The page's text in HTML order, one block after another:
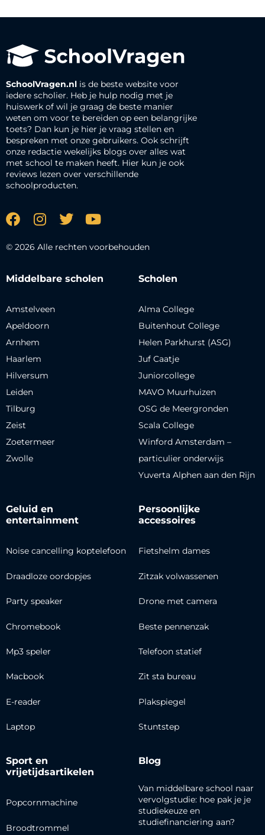
SchoolVragen.nl is de beste website voor
iedere scholier. Heb je hulp nodig met je
huiswerk of wil je graag de beste manier
weten om voor te bereiden op een belangrijke
toets? Dan kun je hier je vraag stellen en
bespreken met onze gebruikers. Ook schrijft
onze redactie wekelijks blogs over alles wat
met school te maken heeft. Hier kun je ook
reviews lezen over verschillende
schoolproducten.
© 2026 Alle rechten voorbehouden
Middelbare scholen
Amstelveen
Apeldoorn
Arnhem
Haarlem
Hilversum
Leiden
Tilburg
Zeist
Zoetermeer
Zwolle
Scholen
Alma College
Buitenhout College
Helen Parkhurst (ASG)
Juf Caatje
Juniorcollege
MAVO Muurhuizen
OSG de Meergronden
Scala College
Winford Amsterdam –
particulier onderwijs
Yuverta Alphen aan den Rijn
Geluid en
entertainment
Noise cancelling koptelefoon
Draadloze oordopjes
Party speaker
Chromebook
Mp3 speler
Macbook
E-reader
Laptop
Persoonlijke
accessoires
Fietshelm dames
Zitzak volwassenen
Drone met camera
Beste pennenzak
Telefoon statief
Zit sta bureau
Plakspiegel
Stuntstep
Sport en
vrijetijdsartikelen
Popcornmachine
Broodtrommel
Blog
Van middelbare school naar
vervolgstudie: hoe pak je je
studiekeuze en
studiefinanciering aan?